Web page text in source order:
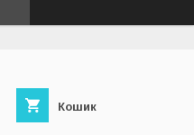
Кошик